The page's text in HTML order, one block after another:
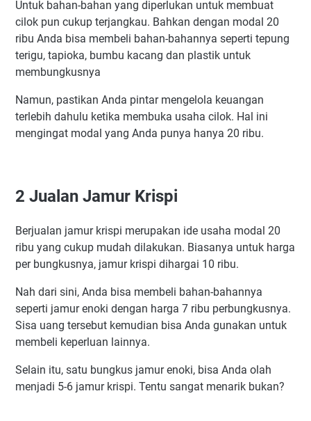
Untuk bahan-bahan yang diperlukan untuk membuat
cilok pun cukup terjangkau. Bahkan dengan modal 20
ribu Anda bisa membeli bahan-bahannya seperti tepung
terigu, tapioka, bumbu kacang dan plastik untuk
membungkusnya
Namun, pastikan Anda pintar mengelola keuangan
terlebih dahulu ketika membuka usaha cilok. Hal ini
mengingat modal yang Anda punya hanya 20 ribu.
2 Jualan Jamur Krispi
Berjualan jamur krispi merupakan ide usaha modal 20
ribu yang cukup mudah dilakukan. Biasanya untuk harga
per bungkusnya, jamur krispi dihargai 10 ribu.
Nah dari sini, Anda bisa membeli bahan-bahannya
seperti jamur enoki dengan harga 7 ribu perbungkusnya.
Sisa uang tersebut kemudian bisa Anda gunakan untuk
membeli keperluan lainnya.
Selain itu, satu bungkus jamur enoki, bisa Anda olah
menjadi 5-6 jamur krispi. Tentu sangat menarik bukan?